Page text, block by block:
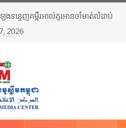
ន្ទេញគម្ពីរអាល់គូរអានចាំមាត់លំដាប់
ម៉ាក់កះ ប្រទេសអារ៉ាប៊ីសាអូឌីត
2026